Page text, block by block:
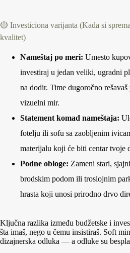
🟡 Investiciona varijanta (Kada si
kvalitet)
Nameštaj po meri: Umesto
investiraj u jedan veliki, ugradni
na dodir. Time dugoročno
vizuelni mir.
Statement komad nameštaja:
fotelju ili sofu sa zaobljenim
materijalu koji će biti centar tvoje
Podne obloge: Zameni stari,
brodskim podom ili troslojnim
hrasta koji unosi prirodno drvo
Ključna razlika između budžetske i
šta imaš, nego u čemu insistiraš. Soft
dizajnerska odluka — a odluke su